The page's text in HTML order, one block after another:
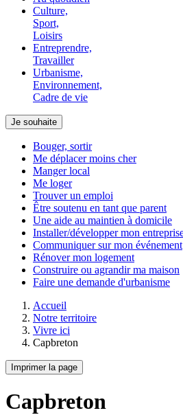
Culture,
Sport,
Loisirs
Entreprendre,
Travailler
Urbanisme,
Environnement,
Cadre de vie
Je souhaite
Bouger, sortir
Me déplacer moins cher
Manger local
Me loger
Trouver un emploi
Être soutenu en tant que parent
Une aide au maintien à domicile
Installer/développer mon
Communiquer sur mon événement
Rénover mon logement
Construire ou agrandir ma maison
Faire une demande d'urbanisme
Accueil
Notre territoire
Vivre ici
Capbreton
Imprimer la page
Capbreton